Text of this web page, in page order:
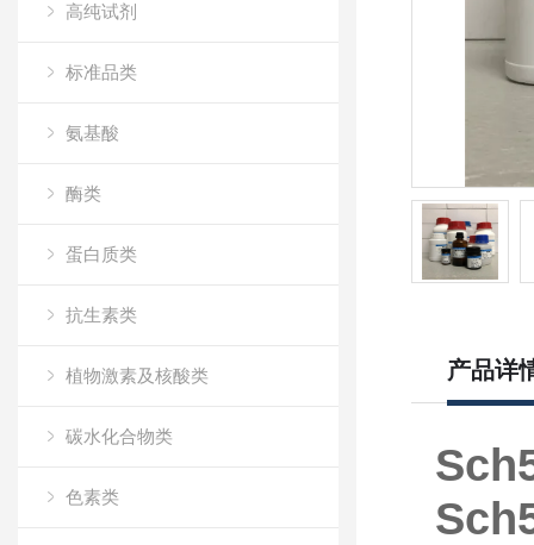
高纯试剂
标准品类
氨基酸
酶类
蛋白质类
抗生素类
植物激素及核酸类
碳水化合物类
色素类
产品详